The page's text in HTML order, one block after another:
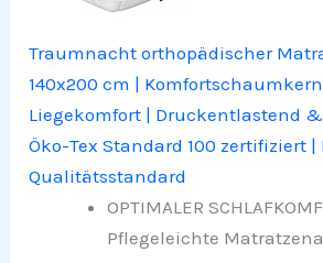
Traumnacht orthopädischer
140x200 cm |
Liegekomfort | Druckentlastend
Öko-Tex Standard 100 zertifiziert
Qualitätsstandard
OPTIMALER
Pflegeleichte